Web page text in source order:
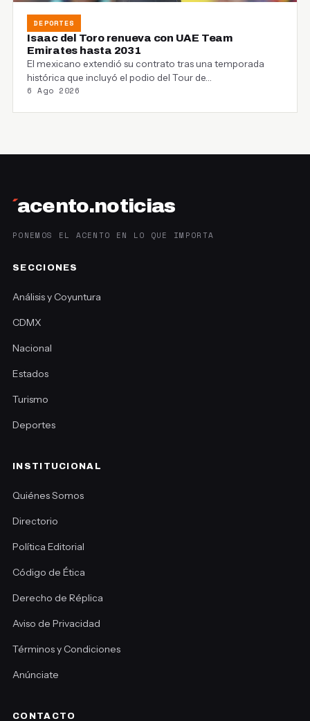
DEPORTES
Isaac del Toro renueva con UAE Team
Emirates hasta 2031
El mexicano extendió su contrato tras una temporada
histórica que incluyó el podio del Tour de…
6 Ago 2026
´acento.noticias
PONEMOS EL ACENTO EN LO QUE IMPORTA
SECCIONES
Análisis y Coyuntura
CDMX
Nacional
Estados
Turismo
Deportes
INSTITUCIONAL
Quiénes Somos
Directorio
Política Editorial
Código de Ética
Derecho de Réplica
Aviso de Privacidad
Términos y Condiciones
Anúnciate
CONTACTO